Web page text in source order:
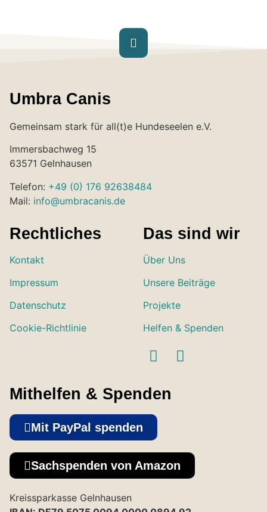
Umbra Canis
Gemeinsam stark für all(t)e Hundeseelen e.V.
Immersbachweg 15
63571 Gelnhausen
Telefon: +49 (0) 176 92638484
Mail: info@umbracanis.de
Rechtliches
Kontakt
Impressum
Datenschutz
Cookie-Richtlinie
Das sind wir
Über Uns
Unsere Beiträge
Projekte
Helfen & Spenden
Mithelfen & Spenden
Mit PayPal spenden
Sachspenden von Amazon
Kreissparkasse Gelnhausen